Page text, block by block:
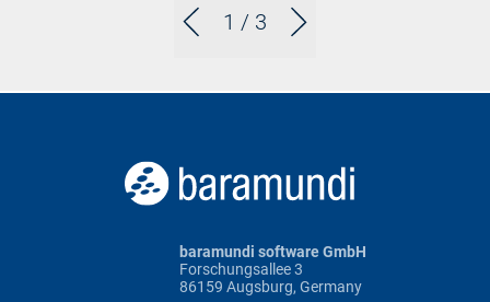
1 / 3
baramundi software GmbH
Forschungsallee 3
86159 Augsburg, Germany